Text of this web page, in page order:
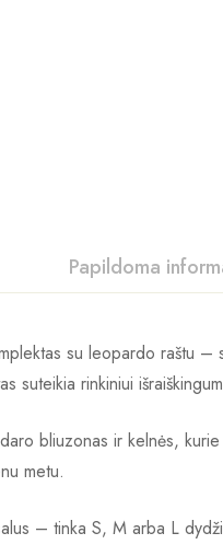
Papildoma
su leopardo raštu –
suteikia rinkiniui
bliuzonas ir kelnės,
metu.
– tinka S, M arba L